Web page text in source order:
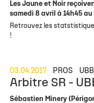
Les Jaune et Noir
samedi 8 avril à 14h45
Retrouvez les
!
03.04.2017 PROS UBB
Arbitre SR -
Sébastien Minery